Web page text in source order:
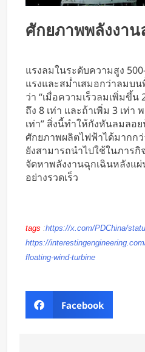
ศักยภาพพลังงา
แรงลมในระดับความสูง
แรงและสม่ำเสมอกว่าลมบ
ว่า “เมื่อความเร็วลมเพิ่มขึ้น
ถึง 8 เท่า และถ้าเพิ่ม 3 เท่า
เท่า” สิ่งนี้ทำให้กังหันลมลอ
ศักยภาพผลิตไฟฟ้าได้มากก
ยังสามารถนำไปใช้ในภารกิ
จัดหาพลังงานฉุกเฉินหลังแ
อย่างรวดเร็ว
tags :https://x.com/PDChina/
https://
floating-wind-turbine
Facebook